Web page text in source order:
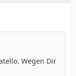
Wegen Dir